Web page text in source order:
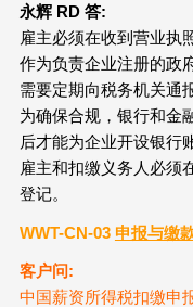
永辉 RD 答:
雇主必须在收到营业执
作为负责企业注册的政
需要定期向税务机关通
为确保合规，银行和金
后才能为企业开设银行
雇主和扣缴义务人必须
登记。
WWT-CN-03 申报与缴
客户问:
中国薪资所得税扣缴申